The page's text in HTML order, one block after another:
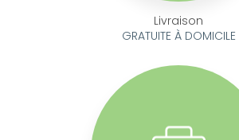
Livraison
GRATUITE À DOMICILE